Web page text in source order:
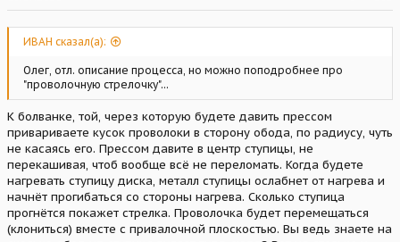
ИВАН сказал(а):
Олег, отл. описание процесса, но можно поподробнее про
"проволочную стрелочку"...
К болванке, той, через которую будете давить прессом
привариваете кусок проволоки в сторону обода, по радиусу, чуть
не касаясь его. Прессом давите в центр ступицы, не
перекашивая, чтоб вообще всё не переломать. Когда будете
нагревать ступицу диска, металл ступицы ослабнет от нагрева и
начнёт прогибаться со стороны нагрева. Сколько ступица
прогнётся покажет стрелка. Проволочка будет перемещаться
(клониться) вместе с привалочной плоскостью. Вы ведь знаете на